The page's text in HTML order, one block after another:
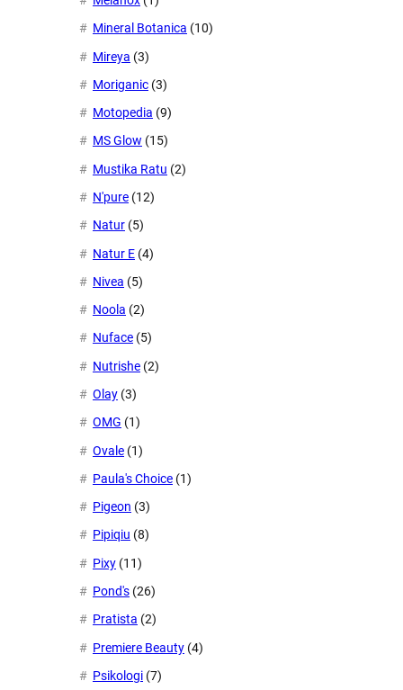
Mineral Botanica (10)
Mireya (3)
Moriganic (3)
Motopedia (9)
MS Glow (15)
Mustika Ratu (2)
N'pure (12)
Natur (5)
Natur E (4)
Nivea (5)
Noola (2)
Nuface (5)
Nutrishe (2)
Olay (3)
OMG (1)
Ovale (1)
Paula's Choice (1)
Pigeon (3)
Pipiqiu (8)
Pixy (11)
Pond's (26)
Pratista (2)
Premiere Beauty (4)
Psikologi (7)